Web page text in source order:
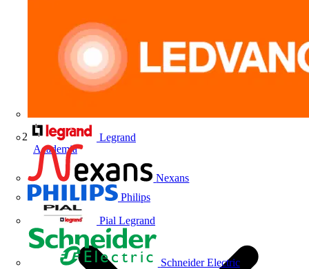
Legrand
Nexans
Philips
Pial Legrand
Schneider Electric
Academia